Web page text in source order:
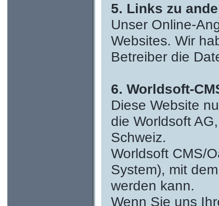
5. Links zu
Unser Online-
Websites. Wir
Betreiber die
6. Worldsoft-
Diese Website
die Worldsoft
Schweiz.
Worldsoft CMS/
System), mit
werden kann.
Wenn Sie uns